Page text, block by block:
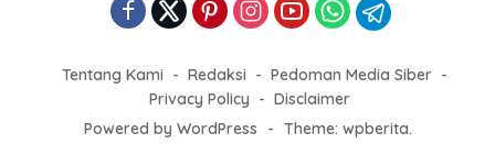
Tentang Kami Redaksi
Pedoman Media Siber
Privacy Policy
Disclaimer
Powered by WordPress
- Theme: wpberita.